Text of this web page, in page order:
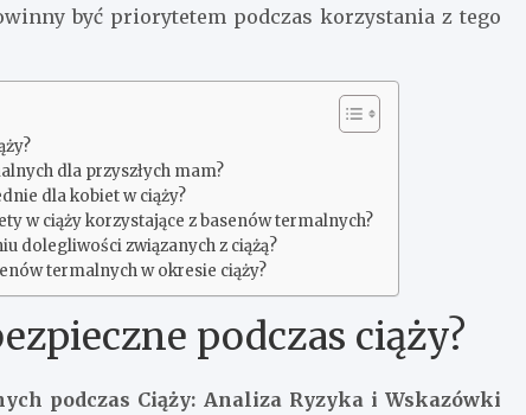
być priorytetem podczas korzystania z tego
dla przyszłych mam?
dla kobiet w ciąży?
w ciąży korzystające z basenów termalnych?
dolegliwości związanych z ciążą?
termalnych w okresie ciąży?
podczas ciąży?
podczas Ciąży: Analiza Ryzyka i Wskazówki